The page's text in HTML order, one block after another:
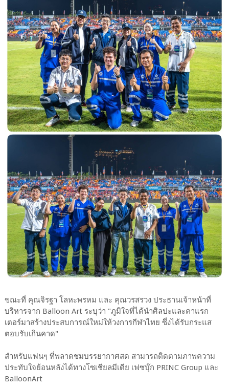
ขณะที่ คุณจิรฐา โลหะพรหม และ คุณวรสรวง ประธานเจ้าหน้าที่
บริหารจาก Balloon Art ระบุว่า "ภูมิใจที่ได้นำศิลปะและคาแรก
เตอร์มาสร้างประสบการณ์ใหม่ให้วงการกีฬาไทย ซึ่งได้รับกระแส
ตอบรับเกินคาด"
สำหรับแฟนๆ ที่พลาดชมบรรยากาศสด สามารถติดตามภาพความ
ประทับใจย้อนหลังได้ทางโซเชียลมีเดีย เฟซบุ๊ก PRINC Group และ
BalloonArt